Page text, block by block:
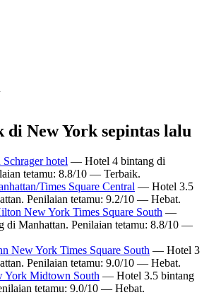
di New York sepintas lalu
hotel — Hotel 4 bintang di
tetamu: 8.8/10 — Terbaik.
Times Square Central — Hotel 3.5
Penilaian tetamu: 9.2/10 — Hebat.
New York Times Square South —
di Manhattan. Penilaian tetamu: 8.8/10 —
New York Times Square South — Hotel 3
Penilaian tetamu: 9.0/10 — Hebat.
York Midtown South — Hotel 3.5 bintang
tetamu: 9.0/10 — Hebat.